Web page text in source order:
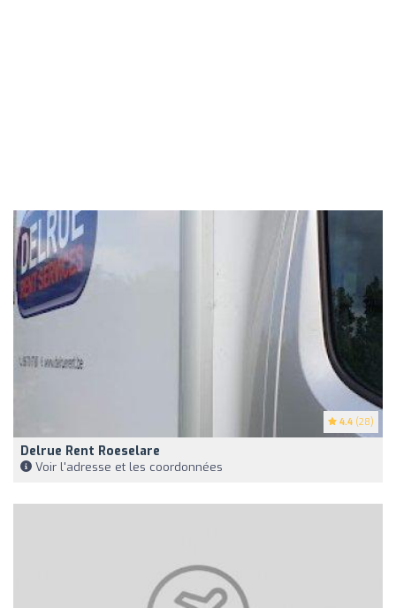
4.4 (28)
Delrue Rent Roeselare
Voir l'adresse et les coordonnées